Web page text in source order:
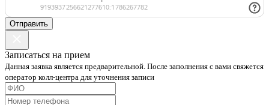
Отправить
Записаться на прием
Данная заявка является предварительной. После заполнения с вами свяжется
оператор колл-центра для уточнения записи